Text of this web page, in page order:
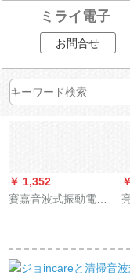
ミライ電子
お問合せ
￥ 1,352
賽嘉音波式振動電動
プルのスマートな買
い替えエリアに注意